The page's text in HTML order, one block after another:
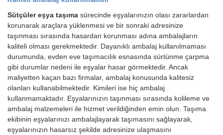
Sütçüler eşya taşıma sürecinde eşyalarınızın olası zararlardan
korunarak araçlara yüklenmesi ve bir sonraki adresinize
taşınması sırasında hasardan korunması adına ambalajların
kaliteli olması gerekmektedir. Dayanıklı ambalaj kullanılmaması
durumunda, evden eve taşımacılık esnasında sürtünme çarpma
gibi durumlar nedeni ile eşyalar hasar görmektedir. Ancak
maliyetten kaçan bazı firmalar, ambalaj konusunda kalitesiz
olanları kullanabilmektedir. Kimileri ise hiç ambalaj
kullanmamaktadır. Eşyalarınızın taşınması sırasında kolileme ve
ambalaj malzemeleri ile hizmet verildiğinden emin olun. Taşıma
ekibinin eşyalarınızı ambalajlayarak taşımasını sağlayarak,
eşyalarınızın hasarsız şekilde adresinize ulaşmasını